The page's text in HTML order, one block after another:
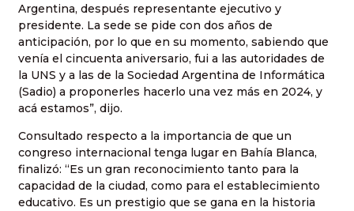
Argentina, después representante ejecutivo y
presidente. La sede se pide con dos años de
anticipación, por lo que en su momento, sabiendo que
venía el cincuenta aniversario, fui a las autoridades de
la UNS y a las de la Sociedad Argentina de Informática
(Sadio) a proponerles hacerlo una vez más en 2024, y
acá estamos”, dijo.
Consultado respecto a la importancia de que un
congreso internacional tenga lugar en Bahía Blanca,
finalizó: “Es un gran reconocimiento tanto para la
capacidad de la ciudad, como para el establecimiento
educativo. Es un prestigio que se gana en la historia